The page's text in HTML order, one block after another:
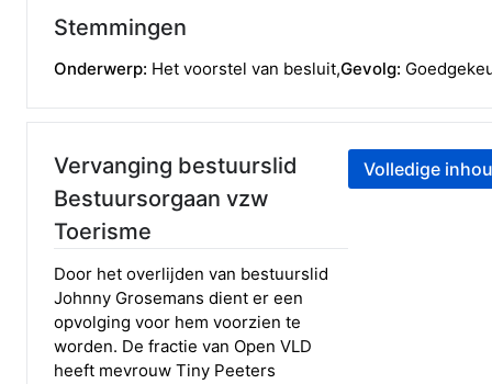
Stemmingen
Onderwerp: Het voorstel van besluit,Gevolg:
Vervanging bestuurslid
Bestuursorgaan vzw
Toerisme
Door het overlijden van bestuurslid
Johnny Grosemans dient er een
opvolging voor hem voorzien te
worden. De fractie van Open VLD
heeft mevrouw Tiny Peeters
Volledige